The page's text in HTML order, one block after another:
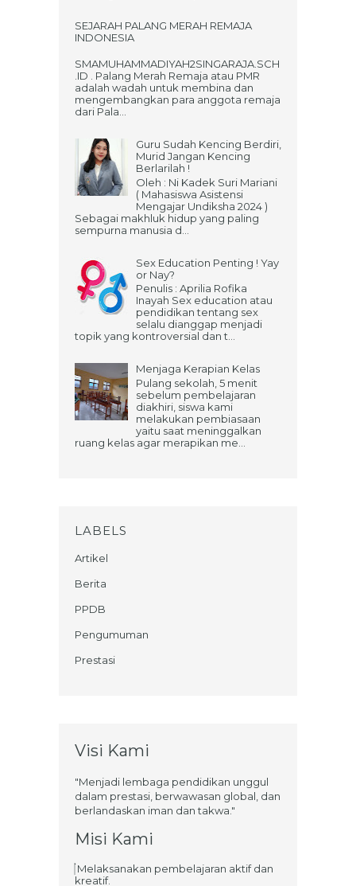
SEJARAH PALANG MERAH REMAJA
INDONESIA
SMAMUHAMMADIYAH2SINGARAJA.SCH
.ID . Palang Merah Remaja atau PMR
adalah wadah untuk membina dan
mengembangkan para anggota remaja
dari Pala...
Guru Sudah Kencing Berdiri,
Murid Jangan Kencing
Berlarilah !
Oleh : Ni Kadek Suri Mariani
( Mahasiswa Asistensi
Mengajar Undiksha 2024 )
Sebagai makhluk hidup yang paling
sempurna manusia d...
Sex Education Penting ! Yay
or Nay?
Penulis : Aprilia Rofika
Inayah Sex education atau
pendidikan tentang sex
selalu dianggap menjadi
topik yang kontroversial dan t...
Menjaga Kerapian Kelas
Pulang sekolah, 5 menit
sebelum pembelajaran
diakhiri, siswa kami
melakukan pembiasaan
yaitu saat meninggalkan
ruang kelas agar merapikan me...
LABELS
Artikel
Berita
PPDB
Pengumuman
Prestasi
Visi Kami
"Menjadi lembaga pendidikan unggul
dalam prestasi, berwawasan global, dan
berlandaskan iman dan takwa."
Misi Kami
Melaksanakan pembelajaran aktif dan
kreatif.